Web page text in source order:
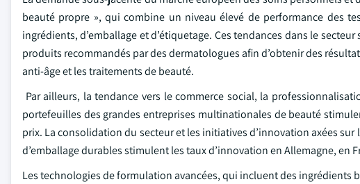
beauté propre », qui combine un niveau élevé de performance des
ingrédients, d’emballage et d’étiquetage. Ces tendances dans le
produits recommandés par des dermatologues afin d’obtenir des
anti-âge et les traitements de beauté.
Par ailleurs, la tendance vers le commerce social, la
portefeuilles des grandes entreprises multinationales de beauté
prix. La consolidation du secteur et les initiatives d’innovation axées
d’emballage durables stimulent les taux d’innovation en Allemagne, en
Les technologies de formulation avancées, qui incluent des